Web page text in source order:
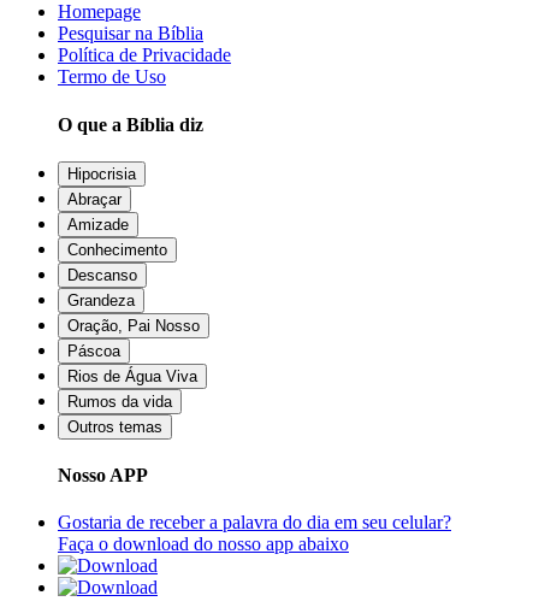
Homepage
Pesquisar na Bíblia
Política de Privacidade
Termo de Uso
O que a Bíblia diz
Hipocrisia
Abraçar
Amizade
Conhecimento
Descanso
Grandeza
Oração, Pai Nosso
Páscoa
Rios de Água Viva
Rumos da vida
Outros temas
Nosso APP
Gostaria de receber a palavra do dia em seu celular?
Faça o download do nosso app abaixo